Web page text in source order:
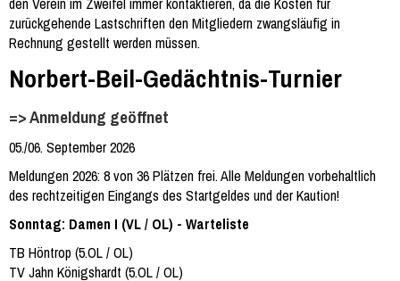
zurückgehende Lastschriften den Mitgliedern zwangsläufig in
Rechnung gestellt werden müssen.
Norbert-Beil-Gedächtnis-Turnier
=> Anmeldung geöffnet
05./06. September 2026
Meldungen 2026: 8 von 36 Plätzen frei. Alle Meldungen vorbehaltlich
des rechtzeitigen Eingangs des Startgeldes und der Kaution!
Sonntag: Damen I (VL / OL) - Warteliste
TB Höntrop (5.OL / OL)
TV Jahn Königshardt (5.OL / OL)